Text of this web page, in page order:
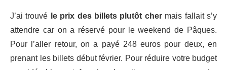
J’ai trouvé le prix des billets plutôt chermais fallait s’y
attendre car on a réservé pour le weekend de Pâques.
Pour l’aller retour, on a payé 248 euros pour deux, en
prenant les billets début février. Pour réduire votre budget